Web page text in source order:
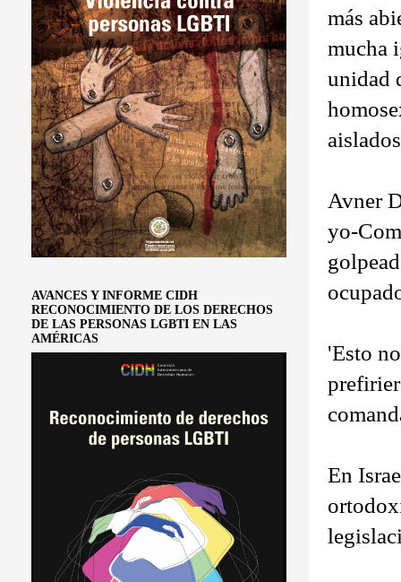
más
mucha
unidad
Avner
yo-
'Esto
En
AVANCES Y INFORME CIDH
RECONOCIMIENTO DE LOS DERECHOS
DE LAS PERSONAS LGBTI EN LAS
AMÉRICAS